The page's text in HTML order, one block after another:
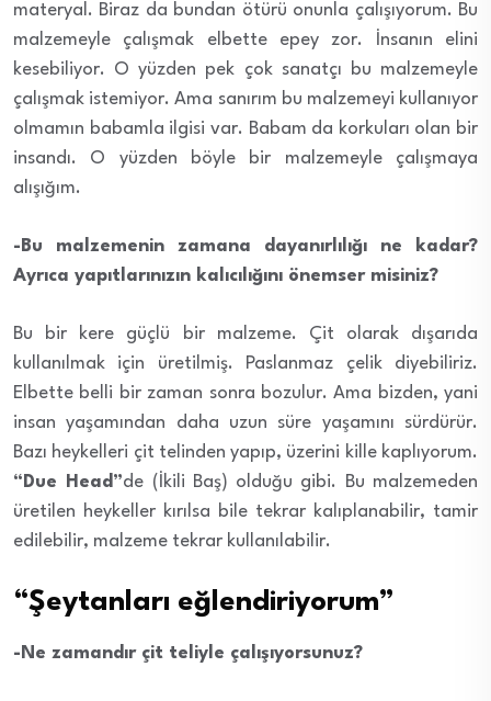
materyal. Biraz da bundan ötürü onunla çalışıyorum. Bu
malzemeyle çalışmak elbette epey zor. İnsanın elini
kesebiliyor. O yüzden pek çok sanatçı bu malzemeyle
çalışmak istemiyor. Ama sanırım bu malzemeyi kullanıyor
olmamın babamla ilgisi var. Babam da korkuları olan bir
insandı. O yüzden böyle bir malzemeyle çalışmaya
alışığım.
-Bu malzemenin zamana dayanırlılığı ne kadar?
Ayrıca yapıtlarınızın kalıcılığını önemser misiniz?
Bu bir kere güçlü bir malzeme. Çit olarak dışarıda
kullanılmak için üretilmiş. Paslanmaz çelik diyebiliriz.
Elbette belli bir zaman sonra bozulur. Ama bizden, yani
insan yaşamından daha uzun süre yaşamını sürdürür.
Bazı heykelleri çit telinden yapıp, üzerini kille kaplıyorum.
“Due Head”de (İkili Baş) olduğu gibi. Bu malzemeden
üretilen heykeller kırılsa bile tekrar kalıplanabilir, tamir
edilebilir, malzeme tekrar kullanılabilir.
“Şeytanları eğlendiriyorum”
-Ne zamandır çit teliyle çalışıyorsunuz?